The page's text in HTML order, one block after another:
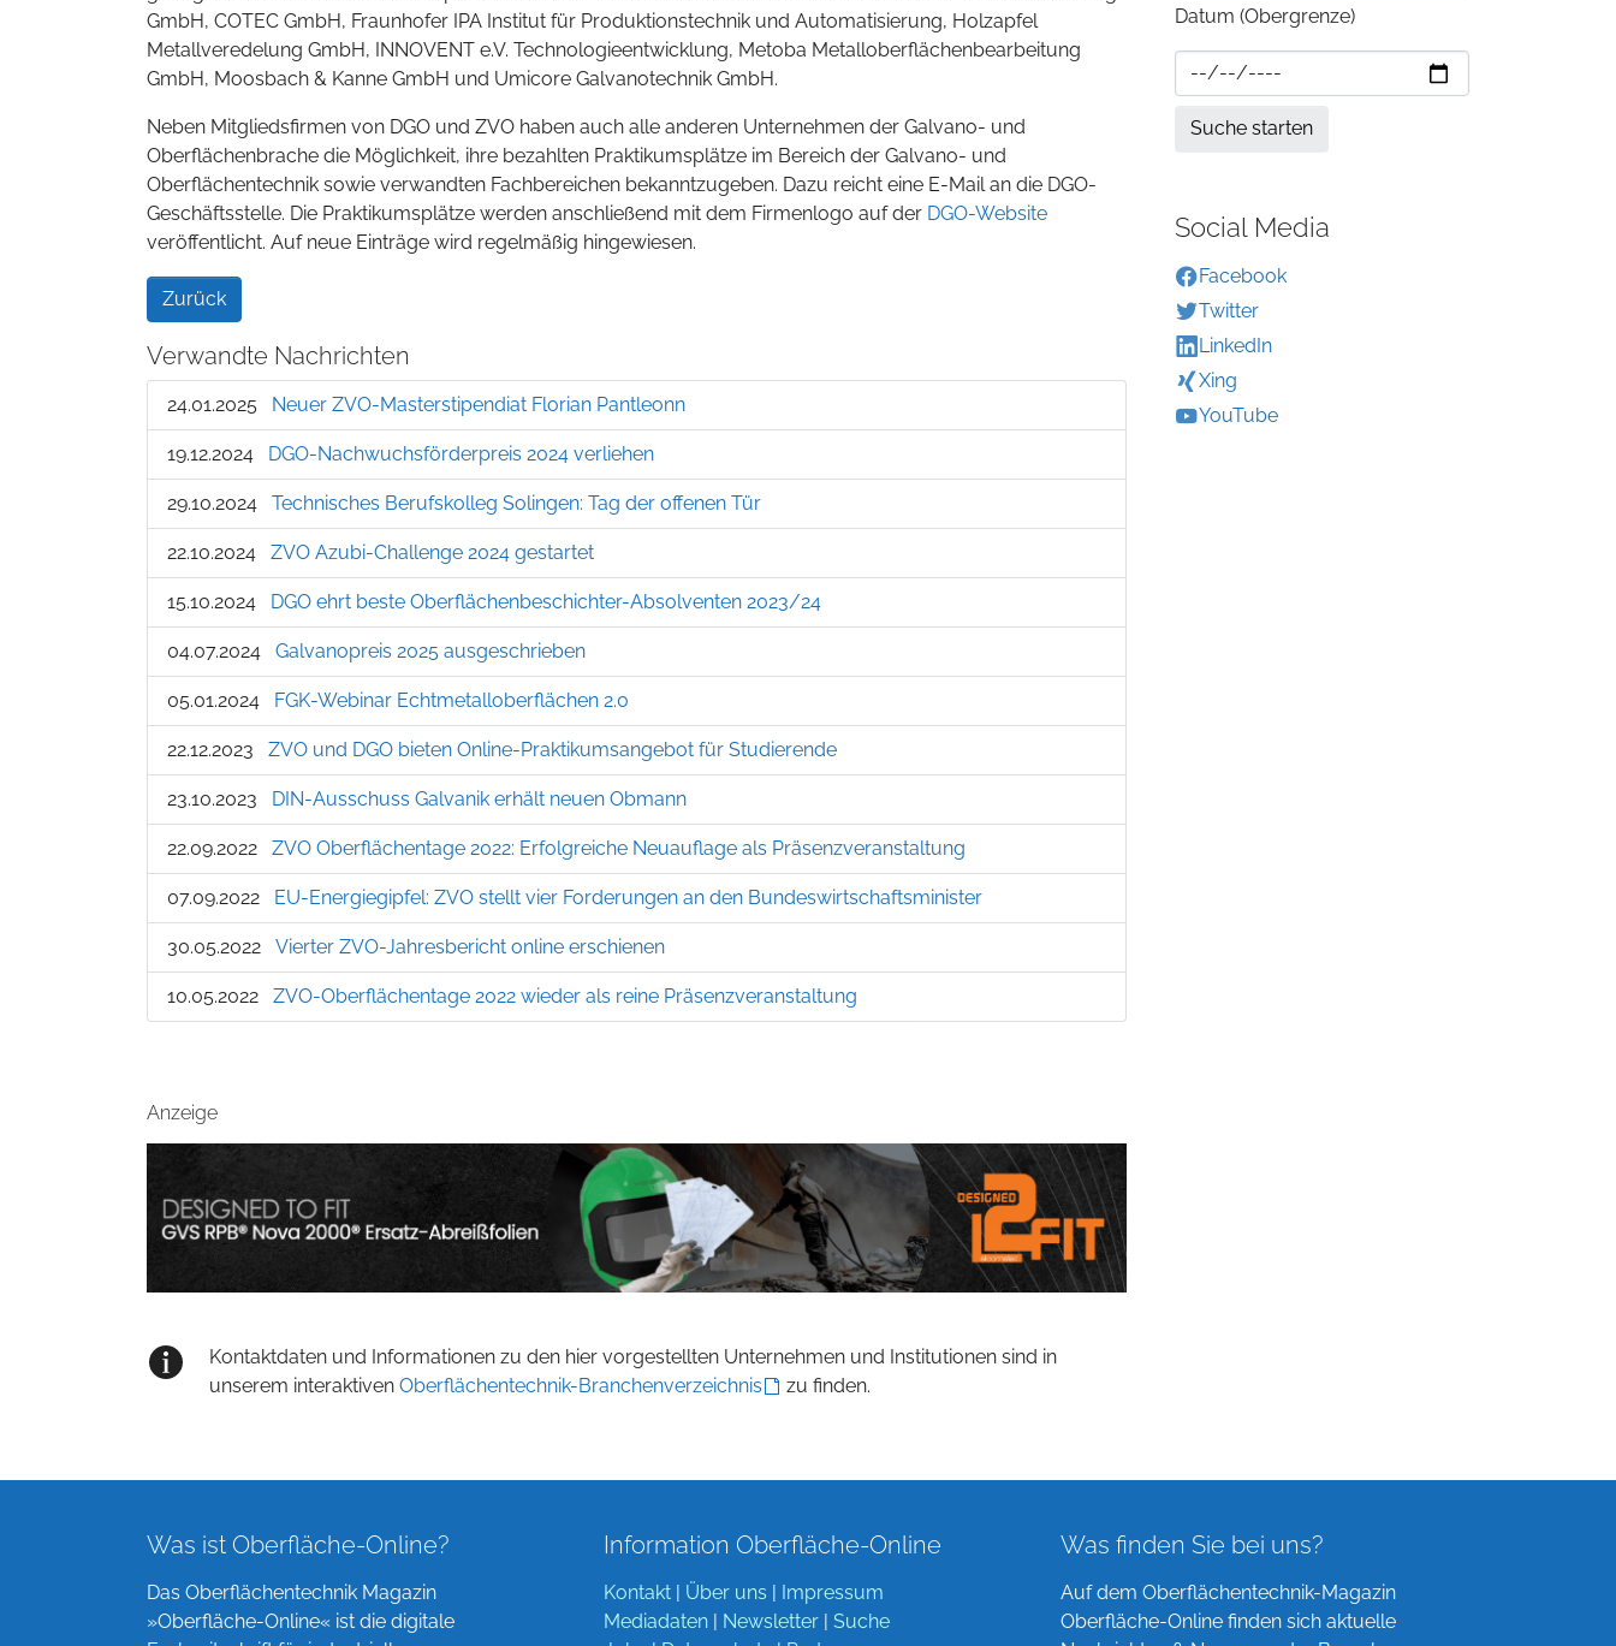
GmbH, COTEC GmbH, Fraunhofer IPA Institut für Produktionstechnik und Automatisierung, Holzapfel
Metallveredelung GmbH, INNOVENT e.V. Technologieentwicklung, Metoba Metalloberflächenbearbeitung
GmbH, Moosbach & Kanne GmbH und Umicore Galvanotechnik GmbH.
Neben Mitgliedsfirmen von DGO und ZVO haben auch alle anderen Unternehmen der Galvano- und
Oberflächenbrache die Möglichkeit, ihre bezahlten Praktikumsplätze im Bereich der Galvano- und
Oberflächentechnik sowie verwandten Fachbereichen bekanntzugeben. Dazu reicht eine E-Mail an die DGO-
Geschäftsstelle. Die Praktikumsplätze werden anschließend mit dem Firmenlogo auf der DGO-Website
veröffentlicht. Auf neue Einträge wird regelmäßig hingewiesen.
Zurück
Verwandte Nachrichten
24.01.2025 Neuer ZVO-Masterstipendiat Florian Pantleonn
19.12.2024 DGO-Nachwuchsförderpreis 2024 verliehen
29.10.2024 Technisches Berufskolleg Solingen: Tag der offenen Tür
22.10.2024 ZVO Azubi-Challenge 2024 gestartet
15.10.2024 DGO ehrt beste Oberflächenbeschichter-Absolventen 2023/24
04.07.2024 Galvanopreis 2025 ausgeschrieben
05.01.2024 FGK-Webinar Echtmetalloberflächen 2.0
22.12.2023 ZVO und DGO bieten Online-Praktikumsangebot für Studierende
23.10.2023 DIN-Ausschuss Galvanik erhält neuen Obmann
22.09.2022 ZVO Oberflächentage 2022: Erfolgreiche Neuauflage als Präsenzveranstaltung
07.09.2022 EU-Energiegipfel: ZVO stellt vier Forderungen an den Bundeswirtschaftsminister
30.05.2022 Vierter ZVO-Jahresbericht online erschienen
10.05.2022 ZVO-Oberflächentage 2022 wieder als reine Präsenzveranstaltung
Anzeige
Kontaktdaten und Informationen zu den hier vorgestellten Unternehmen und Institutionen sind in
unserem interaktiven Oberflächentechnik-Branchenverzeichnis zu finden.
Datum (Obergrenze)
Social Media
Facebook
Twitter
LinkedIn
Xing
YouTube
Was ist Oberfläche-Online?
Das Oberflächentechnik Magazin
»Oberfläche-Online« ist die digitale
Information Oberfläche-Online
Kontakt Über uns
Impressum
Mediadaten
Newsletter
Suche
Was finden Sie bei uns?
Auf dem Oberflächentechnik-Magazin
Oberfläche-Online finden sich aktuelle